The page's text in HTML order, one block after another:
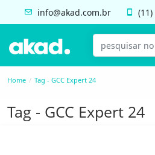
info@akad.com.br (11)
Home Tag - GCC Expert 24
Tag - GCC Expert 24